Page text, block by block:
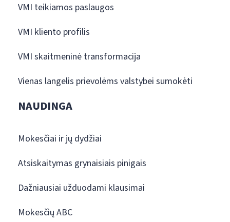
VMI teikiamos paslaugos
VMI kliento profilis
VMI skaitmeninė transformacija
Vienas langelis prievolėms valstybei sumokėti
NAUDINGA
Mokesčiai ir jų dydžiai
Atsiskaitymas grynaisiais pinigais
Dažniausiai užduodami klausimai
Mokesčių ABC